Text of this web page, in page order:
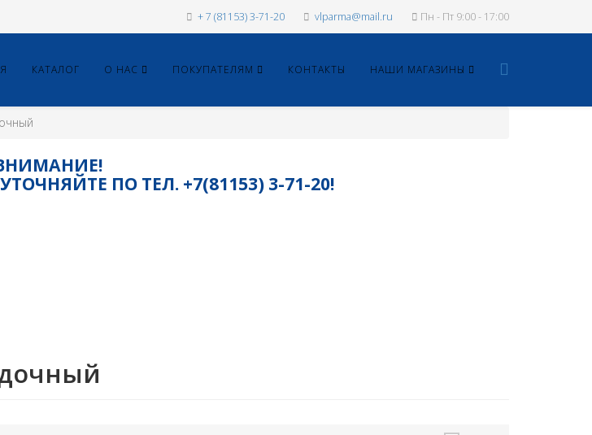
+ 7 (81153) 3-71-20 vlparma@mail.ru Пн - Пт 9:00 - 17:00
КАТАЛОГ О НАС ПОКУПАТЕЛЯМ КОНТАКТЫ НАШИ МАГАЗИНЫ
ПО ТЕЛ. +7(81153) 3-71-20!